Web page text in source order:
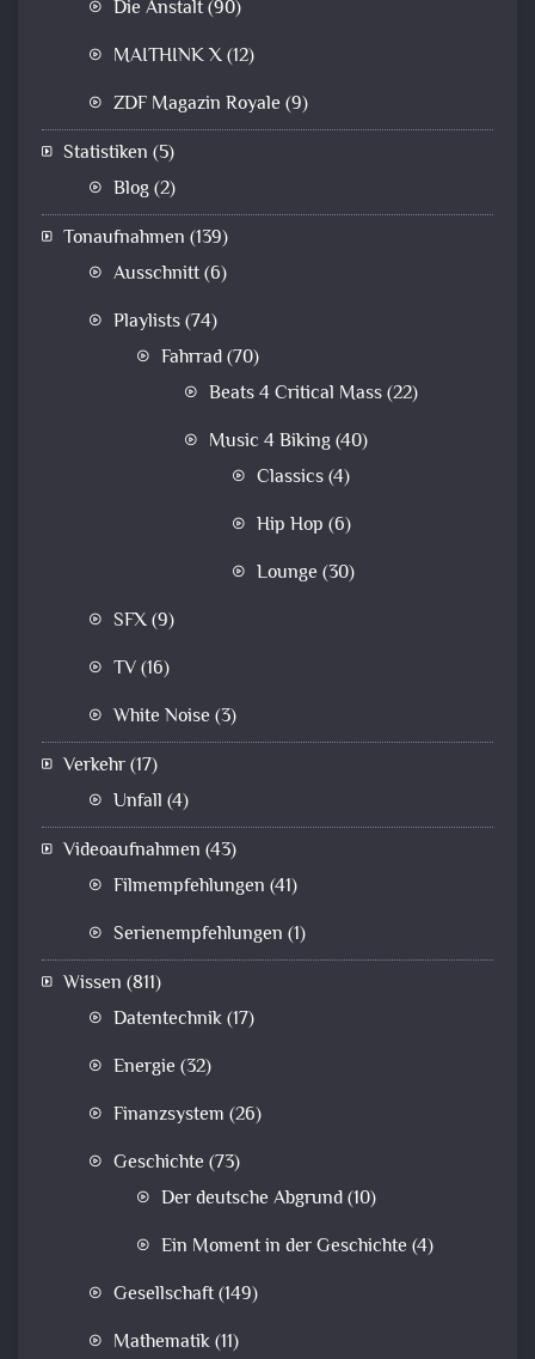
Die Anstalt(90)
MAITHINK X(12)
ZDF Magazin Royale (9)
Statistiken (5)
Blog(2)
Tonaufnahmen (139)
Ausschnitt(6)
Playlists(74)
Fahrrad(70)
Beats 4 Critical Mass(22)
Music 4 Biking(40)
Classics(4)
Hip Hop (6)
Lounge (30)
SFX(9)
TV(16)
White Noise (3)
Verkehr(17)
Unfall (4)
Videoaufnahmen (43)
Filmempfehlungen (41)
Serienempfehlungen (1)
Wissen (811)
Datentechnik(17)
Energie (32)
Finanzsystem (26)
Geschichte (73)
Der deutsche Abgrund(10)
Ein Moment in der Geschichte (4)
Gesellschaft(149)
Mathematik(11)